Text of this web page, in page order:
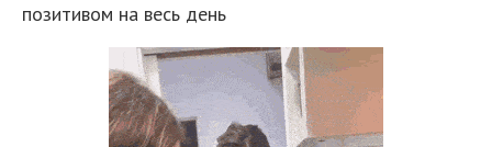
позитивом на весь день